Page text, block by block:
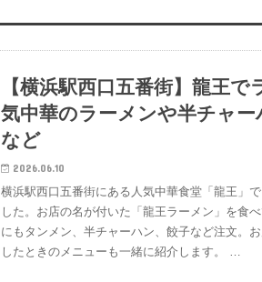
【横浜駅西口五番街】龍王で
気中華のラーメンや半チャー
など
2026.06.10
横浜駅西口五番街にある人気中華食堂「龍王」
した。お店の名が付いた「龍王ラーメン」を食
にもタンメン、半チャーハン、餃子など注文。
したときのメニューも一緒に紹介します。 …